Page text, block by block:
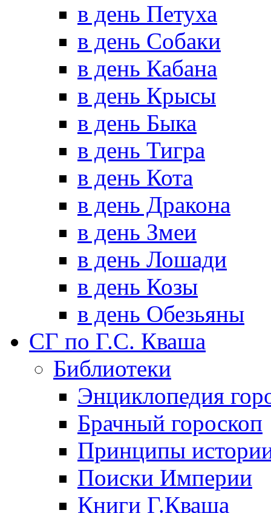
в день Петуха
в день Собаки
в день Кабана
в день Крысы
в день Быка
в день Тигра
в день Кота
в день Дракона
в день Змеи
в день Лошади
в день Козы
в день Обезьяны
СГ по Г.С. Кваша
Библиотеки
Энциклопедия
Брачный гороскоп
Принципы
Поиски Империи
Книги Г.Кваша